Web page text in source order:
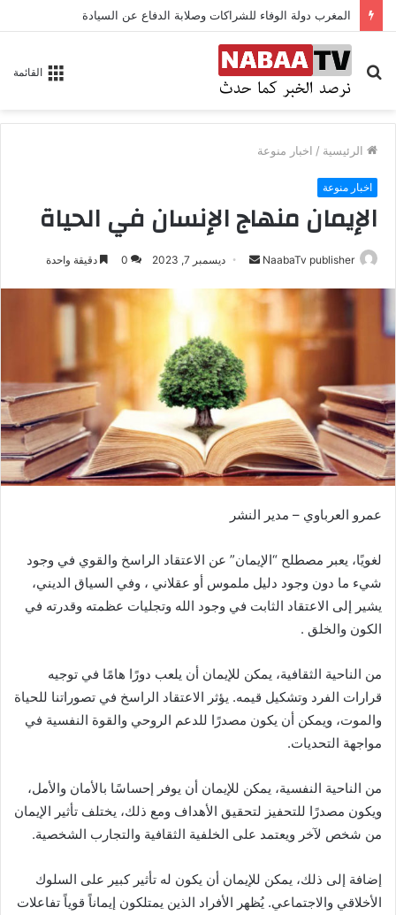
المغرب دولة الوفاء للشراكات وصلابة الدفاع عن السيادة
القائمة
بحث
عن
الرئيسية / اخبار منوعة
اخبار منوعة
الإيمان منهاج الإنسان في الحياة
NaabaTv publisher
ب
ر
ي
د
ا
إ
ل
ت
و
ديسمبر 7, 2023 0 دقيقة واحدة
عمرو العرباوي – مدير النشر
لغويًا، يعبر مصطلح “الإيمان” عن الاعتقاد الراسخ والقوي في وجود
شيء ما دون وجود دليل ملموس أو عقلاني ، وفي السياق الديني،
يشير إلى الاعتقاد الثابت في وجود الله وتجليات عظمته وقدرته في
الكون والخلق .
من الناحية الثقافية، يمكن للإيمان أن يلعب دورًا هامًا في توجيه
قرارات الفرد وتشكيل قيمه. يؤثر الاعتقاد الراسخ في تصوراتنا للحياة
والموت، ويمكن أن يكون مصدرًا للدعم الروحي والقوة النفسية في
مواجهة التحديات.
من الناحية النفسية، يمكن للإيمان أن يوفر إحساسًا بالأمان والأمل،
ويكون مصدرًا للتحفيز لتحقيق الأهداف ومع ذلك، يختلف تأثير الإيمان
من شخص لآخر ويعتمد على الخلفية الثقافية والتجارب الشخصية.
إضافة إلى ذلك، يمكن للإيمان أن يكون له تأثير كبير على السلوك
الأخلاقي والاجتماعي. يُظهر الأفراد الذين يمتلكون إيماناً قوياً تفاعلات